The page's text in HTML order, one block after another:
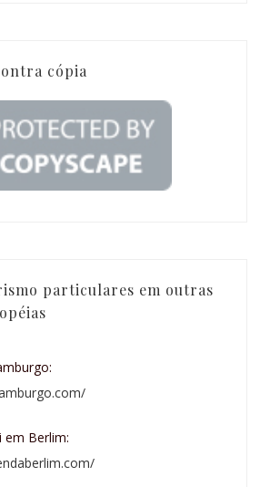
cópia
particulares em outras
em Berlim: